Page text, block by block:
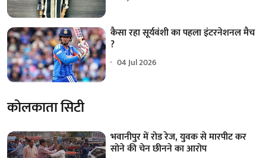
कैसा रहा सूर्यवंशी का पहला इंटरनेशनल मैच
?
04 Jul 2026
कोलकाता सिटी
भवानीपुर में रोड रेज, युवक से मारपीट कर
सोने की चेन छीनने का आरोप